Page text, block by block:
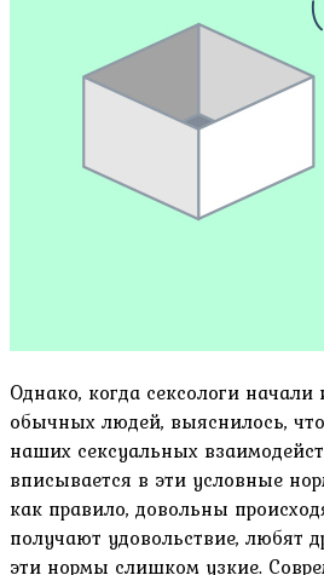
Однако, когда сексологи начали
обычных людей, выяснилось,
наших сексуальных
вписывается в эти условные
как правило, довольны
получают удовольствие, любят
эти нормы слишком узкие.